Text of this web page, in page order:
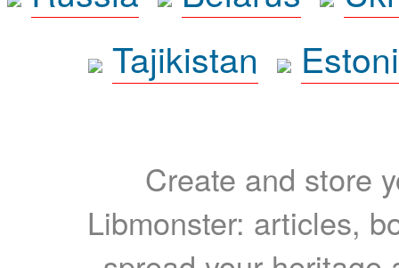
Tajikistan
Create and store
Libmonster: articles,